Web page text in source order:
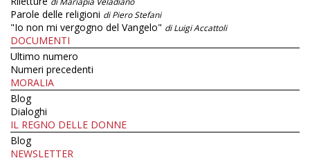
Parole delle religioni di Piero Stefani
"Io non mi vergogno del Vangelo" di Luigi Accattoli
DOCUMENTI
Ultimo numero
Numeri precedenti
MORALIA
Blog
Dialoghi
IL REGNO DELLE DONNE
Blog
NEWSLETTER